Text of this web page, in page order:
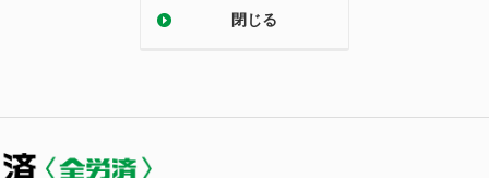
閉じる